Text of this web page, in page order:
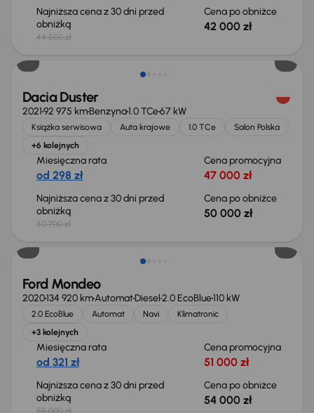
Najniższa cena z 30 dni przed
obniżką
44 500 zł
Cena po obniżce
42 000 zł
Taniej o 700 zł
Dacia Duster
202192 975 kmBenzyna1.0 TCe67 kW
Książka serwisowa Auta krajowe 1.0 TCe
Salon Polska
+6 kolejnych
Miesięczna rata
od 298 zł
Cena promocyjna
47 000 zł
Najniższa cena z 30 dni przed
obniżką
50 700 zł
Cena po obniżce
50 000 zł
Taniej o 1 000 zł
Ford Mondeo
2020134 920 kmAutomatDiesel2.0 EcoBlue110 kW
2.0 EcoBlue Automat Navi
Klimatronic
+3 kolejnych
Miesięczna rata
od 321 zł
Cena promocyjna
51 000 zł
Najniższa cena z 30 dni przed
obniżką
55 000 zł
Cena po obniżce
54 000 zł